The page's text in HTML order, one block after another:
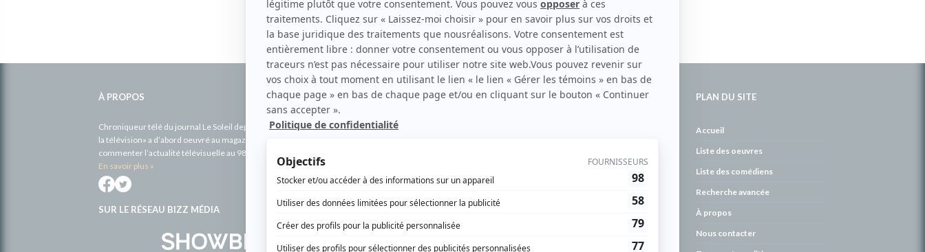
À PROPOS
Chroniqueur télé du journal Le Soleil depuis 2001, Richard Therrien carbure à son petit écran. Celui qu’on surnomme parfois «l’encyclopédie de
la télévision» a d’abord oeuvré au magazine TV Hebdo de 1996 à 2001. Sa spécialité: la télé québécoise. On peut l’entendre régulièrement
commenter l’actualité télévisuelle au 98,5.
En savoir plus »
SUR LE RÉSEAU BIZZ MÉDIA
PLAN DU SITE
Accueil
Liste des oeuvres
Liste des comédiens
Recherche avancée
À propos
Nous contacter